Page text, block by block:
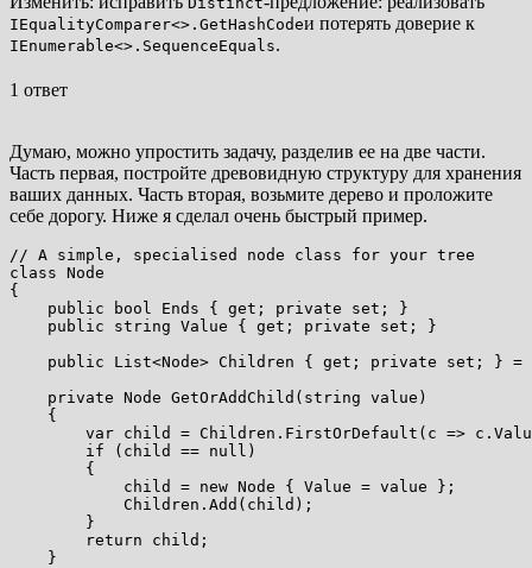
IEqualityComparer<>.GetHashCodeи потерять доверие к
IEnumerable<>.SequenceEquals.
1 ответ
Думаю, можно упростить задачу, разделив ее на две части.
Часть первая, постройте древовидную структуру для хранения
ваших данных. Часть вторая, возьмите дерево и проложите
себе дорогу. Ниже я сделал очень быстрый пример.
// A simple, specialised node class for your tree
class Node
{
    public bool Ends { get; private set; }
    public string Value { get; private set; }
public List<Node> Children { get; private set; } =
    private Node GetOrAddChild(string value)
    {
var child = Children.FirstOrDefault(c =>
        if (child == null)
        {
            child = new Node { Value = value };
            Children.Add(child);
        }
        return child;
    }